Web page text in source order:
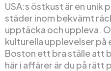
USA:s östkust är en unik
städer inom bekvämt
upptäcka och uppleva.
kulturella upplevelser på
Boston ett bra ställe att
här i affärer är du på rätt